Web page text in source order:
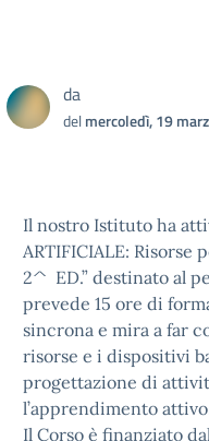
da
delmercoledì, 19
Il nostro Istituto ha
ARTIFICIALE: Risorse
2^ ED.” destinato al
prevede 15 ore di
sincrona e mira a far
risorse e i dispositivi
progettazione di
l’apprendimento
Il Corso è finanziato